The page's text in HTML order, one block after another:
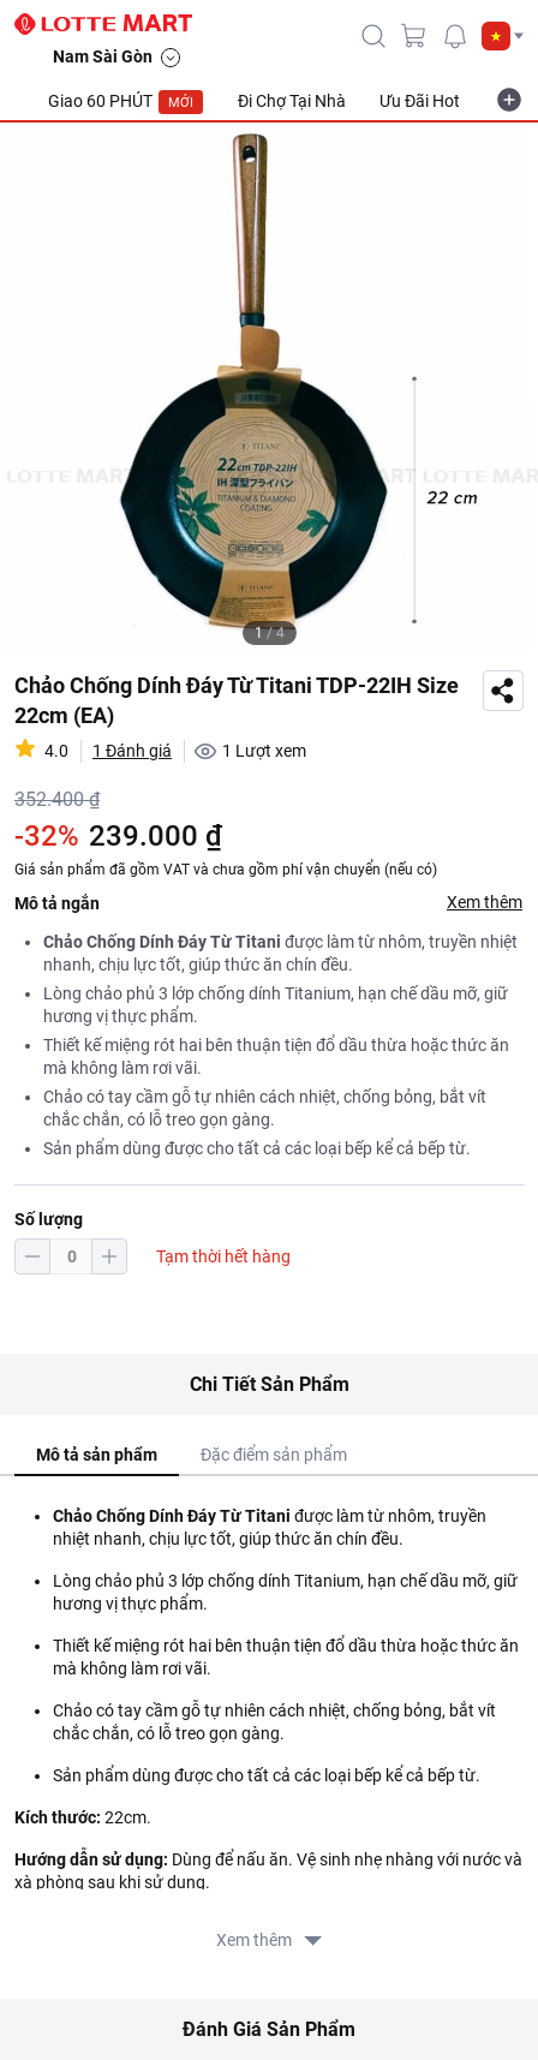
Nam Sài Gòn
Giao 60 PHÚT MỚI Đi Chợ Tại Nhà Ưu Đãi Hot
1/4
Chảo Chống Dính Đáy Từ Titani TDP-22IH Size
22cm (EA)
4.0 1 Đánh giá 1 Lượt xem
352.400 ₫
-32% 239.000 ₫
Giá sản phẩm đã gồm VAT và chưa gồm phí vận chuyển (nếu có)
Mô tả ngắn Xem thêm
Chảo Chống Dính Đáy Từ Titani được làm từ nhôm, truyền nhiệt
nhanh, chịu lực tốt, giúp thức ăn chín đều.
Lòng chảo phủ 3 lớp chống dính Titanium, hạn chế dầu mỡ, giữ
hương vị thực phẩm.
Thiết kế miệng rót hai bên thuận tiện đổ dầu thừa hoặc thức ăn
mà không làm rơi vãi.
Chảo có tay cầm gỗ tự nhiên cách nhiệt, chống bỏng, bắt vít
chắc chắn, có lỗ treo gọn gàng.
Sản phẩm dùng được cho tất cả các loại bếp kể cả bếp từ.
Số lượng
Tạm thời hết hàng
Chi Tiết Sản Phẩm
Mô tả sản phẩm Đặc điểm sản phẩm
Chảo Chống Dính Đáy Từ Titani được làm từ nhôm, truyền
nhiệt nhanh, chịu lực tốt, giúp thức ăn chín đều.
Lòng chảo phủ 3 lớp chống dính Titanium, hạn chế dầu mỡ, giữ
hương vị thực phẩm.
Thiết kế miệng rót hai bên thuận tiện đổ dầu thừa hoặc thức ăn
mà không làm rơi vãi.
Chảo có tay cầm gỗ tự nhiên cách nhiệt, chống bỏng, bắt vít
chắc chắn, có lỗ treo gọn gàng.
Sản phẩm dùng được cho tất cả các loại bếp kể cả bếp từ.
Kích thước: 22cm.
Hướng dẫn sử dụng: Dùng để nấu ăn. Vệ sinh nhẹ nhàng với nước và
xà phòng sau khi sử dụng.
Xem thêm
Đánh Giá Sản Phẩm